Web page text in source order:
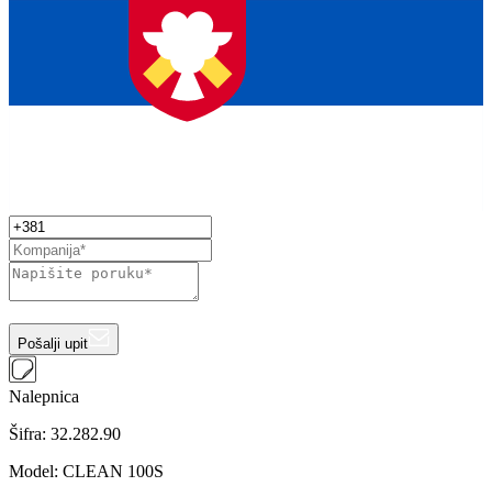
Pošalji upit
Nalepnica
Šifra: 32.282.90
Model: CLEAN 100S